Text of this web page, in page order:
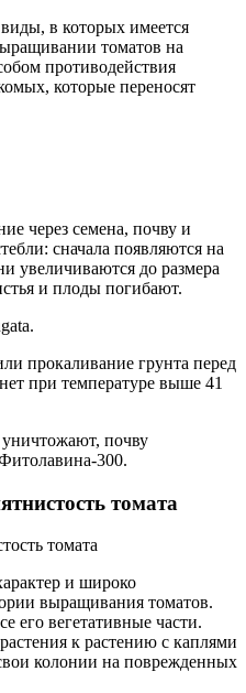
в которых имеется
томатов на
противодействия
которые переносят
через семена, почву и
сначала появляются на
увеличиваются до размера
и плоды погибают.
прокаливание грунта перед
при температуре выше 41
почву
300.
томата
и широко
выращивания томатов.
его вегетативные части.
к растению с каплями
колонии на поврежденных